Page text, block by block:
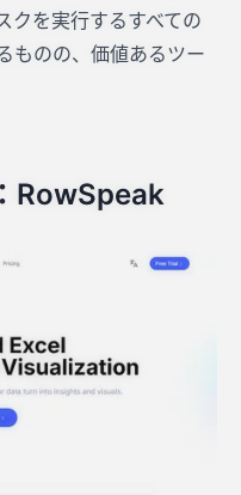
クを実行するすべての
ものの、価値あるツー
RowSpeak